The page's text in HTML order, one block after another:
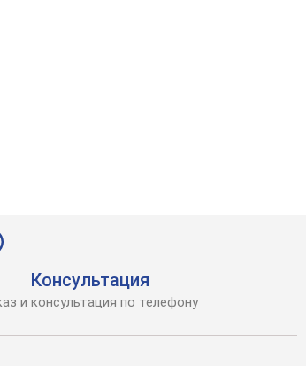
Консультация
и консультация по телефону